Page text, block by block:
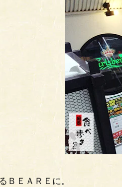
ＢＥＡＲＥに。